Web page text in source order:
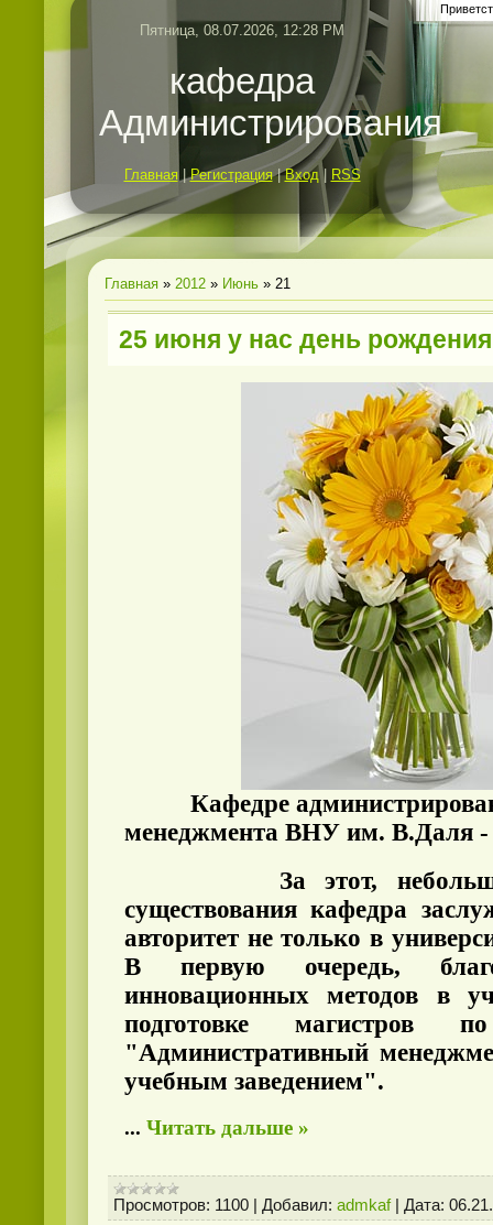
Пятница, 08.07.2026, 12:28 PM
кафедра
Администрирования
Главная |Регистрация|Вход| RSS
Главная » 2012 » Июнь » 21
25 июня у нас день
Кафедре
менеджмента ВНУ им. В.Даля -
За этот, небольшой,
существования кафедра
авторитет не только в
В первую очередь,
инновационных методов в
подготовке магистров
"Административный
учебным заведением".
... Читать дальше »
Просмотров: 1100 Добавил: admkaf Дата: